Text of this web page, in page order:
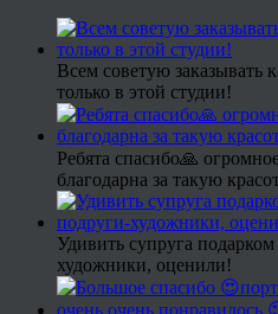
Всем советую заказывать
только в этой студии!
Ребята спасибо🙏
благодарна за такую
Удивить супруга
художники, оценили!